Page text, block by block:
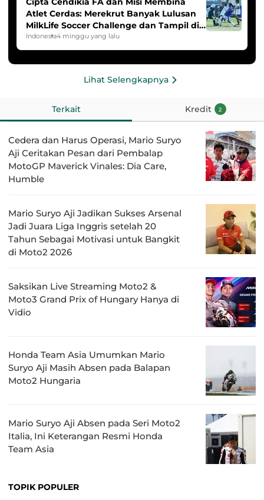
Atlet Cerdas: Merekrut Banyak Lulusan
MilkLife Soccer Challenge dan Tampil di
HYDROPLUS Soccer League
Indonesia4 minggu yang lalu
Lihat Selengkapnya
Terkait Kredit 2
Cedera dan Harus Operasi, Mario Suryo
Aji Ceritakan Pesan dari Pembalap
MotoGP Maverick Vinales: Dia Care,
Humble
Mario Suryo Aji Jadikan Sukses Arsenal
Jadi Juara Liga Inggris setelah 20
Tahun Sebagai Motivasi untuk Bangkit
di Moto2 2026
Saksikan Live Streaming Moto2 &
Moto3 Grand Prix of Hungary Hanya di
Vidio
Honda Team Asia Umumkan Mario
Suryo Aji Masih Absen pada Balapan
Moto2 Hungaria
Mario Suryo Aji Absen pada Seri Moto2
Italia, Ini Keterangan Resmi Honda
Team Asia
TOPIK POPULER